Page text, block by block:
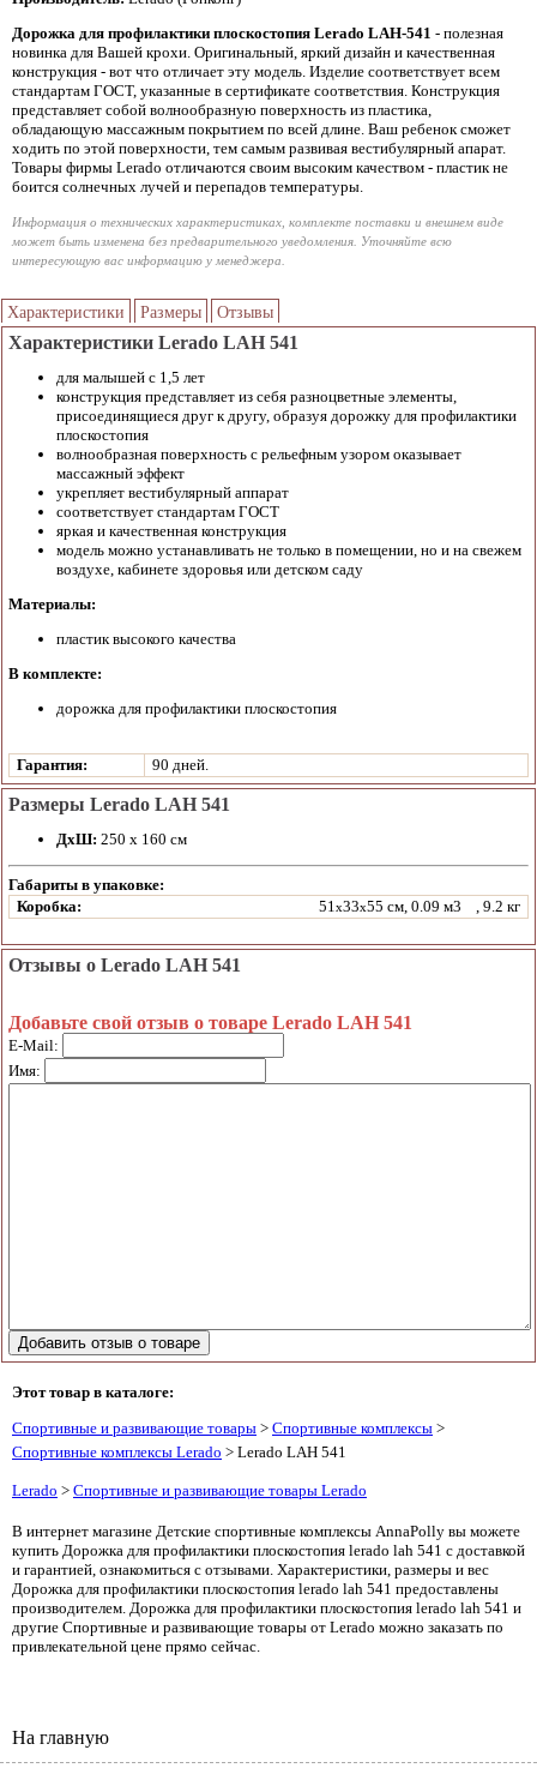
Дорожка для профилактики плоскостопия Lerado LAH-541 - полезная
новинка для Вашей крохи. Оригинальный, яркий дизайн и качественная
конструкция - вот что отличает эту модель. Изделие соответствует всем
стандартам ГОСТ, указанные в сертификате соответствия. Конструкция
представляет собой волнообразную поверхность из пластика,
обладающую массажным покрытием по всей длине. Ваш ребенок сможет
ходить по этой поверхности, тем самым развивая вестибулярный апарат.
Товары фирмы Lerado отличаются своим высоким качеством - пластик не
боится солнечных лучей и перепадов температуры.
Информация о технических характеристиках, комплекте поставки и внешнем виде
может быть изменена без предварительного уведомления. Уточняйте всю
интересующую вас информацию у менеджера.
Характеристики Размеры Отзывы
Характеристики Lerado LAH 541
для малышей с 1,5 лет
конструкция представляет из себя разноцветные элементы,
присоединящиеся друг к другу, образуя дорожку для профилактики
плоскостопия
волнообразная поверхность с рельефным узором оказывает
массажный эффект
укрепляет вестибулярный аппарат
соответствует стандартам ГОСТ
яркая и качественная конструкция
модель можно устанавливать не только в помещении, но и на свежем
воздухе, кабинете здоровья или детском саду
Материалы:
пластик высокого качества
В комплекте:
дорожка для профилактики плоскостопия
Гарантия: 90 дней.
Размеры Lerado LAH 541
ДхШ: 250 х 160 см
Габариты в упаковке:
Коробка:
51 x33x55 см, 0.09 м3 , 9.2 кг
Отзывы о Lerado LAH 541
Добавьте свой отзыв о товаре Lerado LAH 541
E-Mail:
Имя:
Этот товар в каталоге:
Спортивные и развивающие товары > Спортивные комплексы >
Спортивные комплексы Lerado > Lerado LAH 541
Lerado > Спортивные и развивающие товары Lerado
В интернет магазине Детские спортивные комплексы AnnaPolly вы можете
купить Дорожка для профилактики плоскостопия lerado lah 541 с доставкой
и гарантией, ознакомиться с отзывами. Характеристики, размеры и вес
Дорожка для профилактики плоскостопия lerado lah 541 предоставлены
производителем. Дорожка для профилактики плоскостопия lerado lah 541 и
другие Спортивные и развивающие товары от Lerado можно заказать по
привлекательной цене прямо сейчас.
На главную